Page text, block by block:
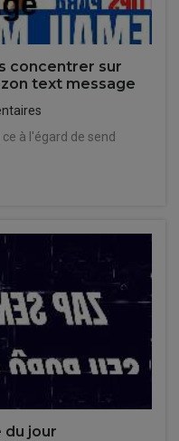
concentrer sur
text message
à l'égard de send
du jour